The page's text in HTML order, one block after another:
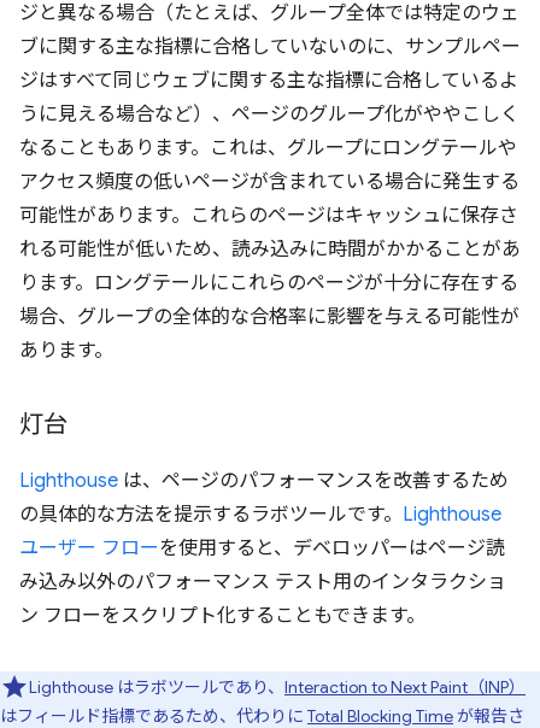
ジと異なる場合（たとえば、グループ全体では特定のウェ
ブに関する主な指標に合格していないのに、サンプルペー
ジはすべて同じウェブに関する主な指標に合格しているよ
うに見える場合など）、ページのグループ化がややこしく
なることもあります。これは、グループにロングテールや
アクセス頻度の低いページが含まれている場合に発生する
可能性があります。これらのページはキャッシュに保存さ
れる可能性が低いため、読み込みに時間がかかることがあ
ります。ロングテールにこれらのページが十分に存在する
場合、グループの全体的な合格率に影響を与える可能性が
あります。
灯台
Lighthouse は、ページのパフォーマンスを改善するため
の具体的な方法を提示するラボツールです。 Lighthouse
ユーザー フローを使用すると、デベロッパーはページ読
み込み以外のパフォーマンス テスト用のインタラクショ
ン フローをスクリプト化することもできます。
Lighthouse はラボツールであり、 Interaction to Next Paint（INP）
はフィールド指標であるため、代わりに Total Blocking Timeが報告さ